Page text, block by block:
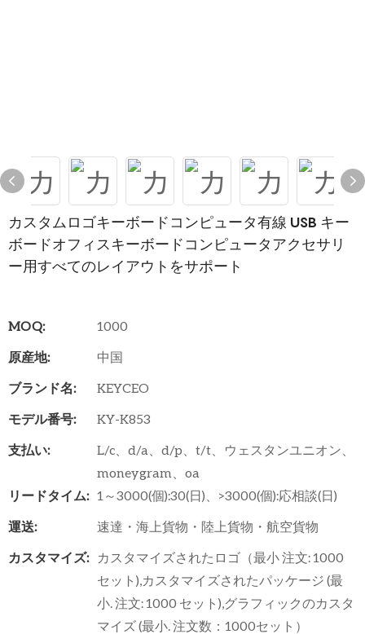
カスタムロゴキーボードコンピュータ有線 USB キー
ボードオフィスキーボードコンピュータアクセサリ
ー用すべてのレイアウトをサポート
MOQ:
1000
原産地:
中国
ブランド名:
KEYCEO
モデル番号:
KY-K853
支払い:
L/c、d/a、d/p、t/t、ウェスタンユニオン、
moneygram、oa
リードタイム: 1～3000(個):30(日)、>3000(個):応相談(日)
運送:
速達・海上貨物・陸上貨物・航空貨物
カスタマイズ:
カスタマイズされたロゴ（最小 注文: 1000
セット),カスタマイズされたパッケージ (最
小. 注文: 1000 セット),グラフィックのカスタ
マイズ (最小. 注文数：1000セット）